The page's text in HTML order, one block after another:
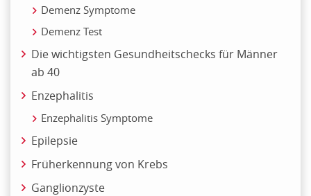
Demenz Symptome
Demenz Test
Die wichtigsten Gesundheitschecks für Männer
ab 40
Enzephalitis
Enzephalitis Symptome
Epilepsie
Früherkennung von Krebs
Ganglionzyste